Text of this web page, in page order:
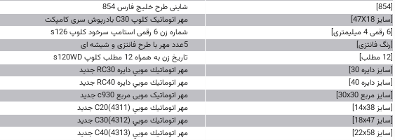
[854]
شاینی طرح خلیج فارس 854
[سایز 47X18]
مهر اتوماتیک کلوپ C30 بادرپوش سری کامپکت
[6 رقمی 4 میلیمتری]
شماره زن 6 رقمی استامپ سرخود کلوپ s126
[رنگ فانتزی]
5عدد مهر با طرح فانتزی و شیشه ای
[12 مطلب]
تاریخ زن به همراه 12 مطلب کلوپ s120WD
[سایز دایره 30]
مهر اتوماتيك موبي دایره RC30 جدید
[سایز دایره 40]
مهر اتوماتيك موبي دایره RC40 جدید
[سایز مربع 30x30]
مهر اتوماتیک موبی مربع c930 جدید
[سایز 14x38]
مهر اتوماتيك موبي (4311)C20 جدید
[سایز 18x47]
مهر اتوماتيك موبي (4312)C30 جدید
[سایز 22x58]
مهر اتوماتيك موبي (4313)C40 جدید